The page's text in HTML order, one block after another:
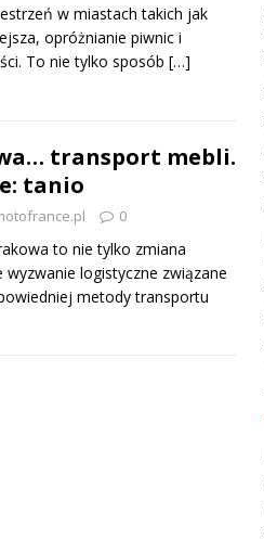
w miastach takich jak
opróżnianie piwnic i
To nie tylko sposób […]
transport mebli.
tanio
0
to nie tylko zmiana
logistyczne związane
metody transportu